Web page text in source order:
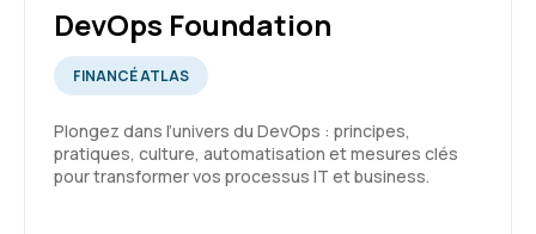
c'était la seule formation proche du design
disponible....
DevOps Foundation
FINANCÉ ATLAS
Plongez dans l’univers du DevOps : principes,
pratiques, culture, automatisation et mesures clés
pour transformer vos processus IT et business.